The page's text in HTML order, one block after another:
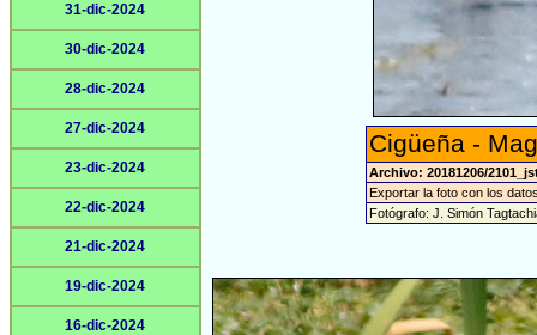
31-dic-2024
30-dic-2024
28-dic-2024
27-dic-2024
23-dic-2024
22-dic-2024
21-dic-2024
19-dic-2024
16-dic-2024
Cigüeña -
Archivo: 20181206/
Exportar la foto con los
Fotógrafo: J. Simón